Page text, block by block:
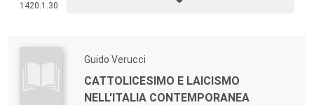
1420.1.30
Guido Verucci
CATTOLICESIMO E LAICISMO
NELL'ITALIA CONTEMPORANEA